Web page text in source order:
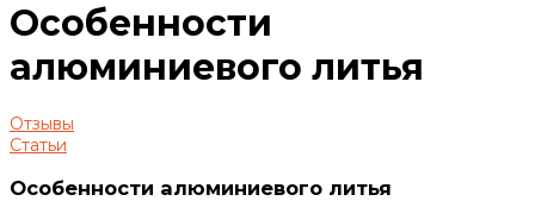
Особенности
алюминиевого литья
Отзывы
Статьи
Особенности алюминиевого литья